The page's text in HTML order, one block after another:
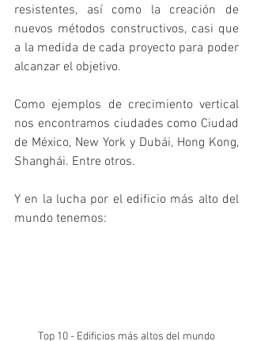
resistentes, así como la creación de
nuevos métodos constructivos, casi que
a la medida de cada proyecto para poder
alcanzar el objetivo.
Como ejemplos de crecimiento vertical
nos encontramos ciudades como Ciudad
de México, New York y Dubái, Hong Kong,
Shanghái. Entre otros.
Y en la lucha por el edificio más alto del
mundo tenemos:
Top 10 - Edificios más altos del mundo